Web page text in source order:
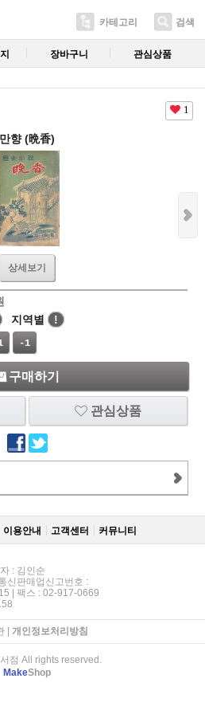
카테고리 검색
장바구니 관심상품
1
만향 (晩香)
상세보기
지역별
!
-1
구매하기
관심상품
이용안내 고객센터 커뮤니티
: 김인순
신판매업신고번호 :
| 팩스 : 02-917-0669
| 개인정보처리방침
점 All rights reserved.
MakeShop